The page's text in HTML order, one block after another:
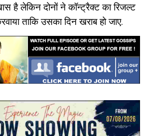
है लेकिन दोनों ने कॉन्ट्रैक्ट का रिजल्ट
ताकि उसका दिन खराब हो जाए.